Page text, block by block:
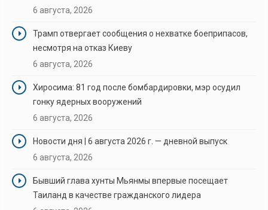
6 августа, 2026
Трамп отвергает сообщения о нехватке боеприпасов,
несмотря на отказ Киеву
6 августа, 2026
Хиросима: 81 год после бомбардировки, мэр осудил
гонку ядерных вооружений
6 августа, 2026
Новости дня | 6 августа 2026 г. — дневной выпуск
6 августа, 2026
Бывший глава хунты Мьянмы впервые посещает
Таиланд в качестве гражданского лидера